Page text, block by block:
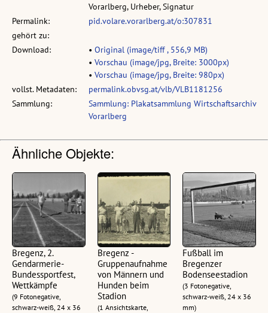
Vorarlberg, Urheber, Signatur
Permalink:
pid.volare.vorarlberg.at/o:307831
gehört zu:
Download:
• Original (image/tiff , 556,9 MB)
• Vorschau (image/jpg, Breite: 3000px)
• Vorschau (image/jpg, Breite: 980px)
vollst. Metadaten:
permalink.obvsg.at/vlb/VLB1181256
Sammlung:
Sammlung: Plakatsammlung Wirtschaftsarchiv
Vorarlberg
Ähnliche Objekte:
Bregenz, 2.
Gendarmerie-
Bundessportfest,
Wettkämpfe
(9 Fotonegative,
schwarz-weiß, 24 x 36
Bregenz -
Gruppenaufnahme
von Männern und
Hunden beim
Stadion
(1 Ansichtskarte,
Fußball im
Bregenzer
Bodenseestadion
(3 Fotonegative,
schwarz-weiß, 24 x 36
mm)